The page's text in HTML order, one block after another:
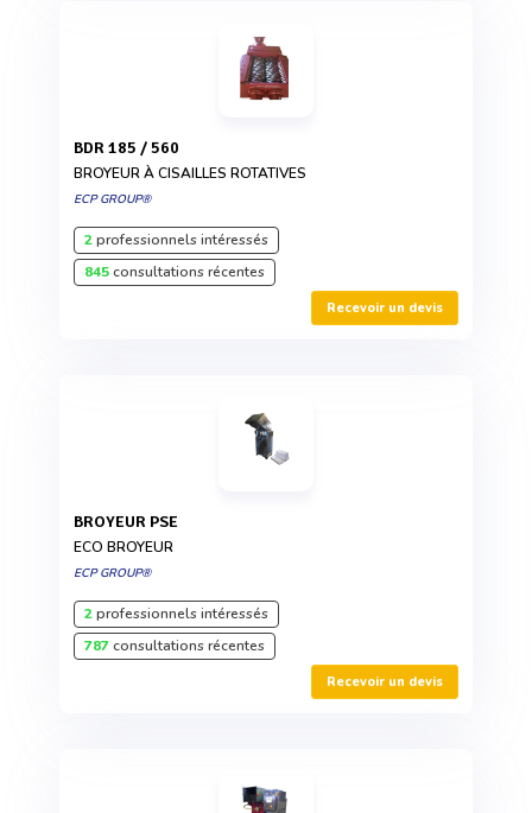
BDR 185 / 560
BROYEUR À CISAILLES ROTATIVES
ECP GROUP®
2professionnels intéressés
845consultations récentes
Recevoir un devis
BROYEUR PSE
ECO BROYEUR
ECP GROUP®
2professionnels intéressés
787consultations récentes
Recevoir un devis